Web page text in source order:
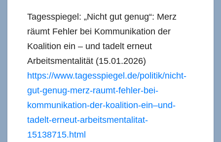
Tagesspiegel: „Nicht gut genug“: Merz
räumt Fehler bei Kommunikation der
Koalition ein – und tadelt erneut
Arbeitsmentalität (15.01.2026)
https://www.tagesspiegel.de/politik/nicht-
gut-genug-merz-raumt-fehler-bei-
kommunikation-der-koalition-ein–und-
tadelt-erneut-arbeitsmentalitat-
15138715.html